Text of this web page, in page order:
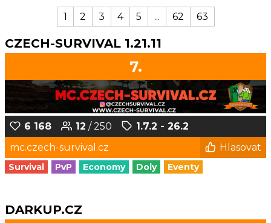
1 2 3 4 5 ... 62 63
CZECH-SURVIVAL 1.21.11
7.
6 168 12 / 250
1.7.2 - 26.2
mc.czech-survival.cz
Hlasovat
Survival PvP Economy Doly Eventy
DARKUP.CZ